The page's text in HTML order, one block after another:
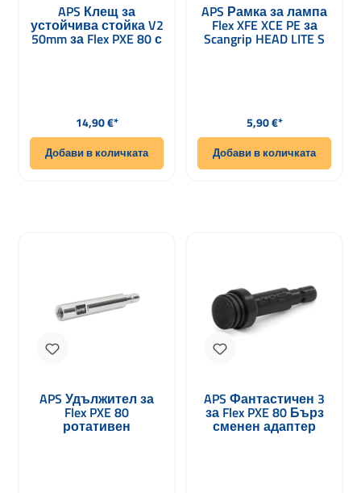
APS Клещ за
устойчива стойка V2
50mm за Flex PXE 80 с
Редовна цена:
14,90 €*
Добави в количката
APS Рамка за лампа
Flex XFE XCE PE за
Scangrip HEAD LITE S
червена
Редовна цена:
5,90 €*
Добави в количката
APS Удължител за
Flex PXE 80
ротативен
APS Фантастичен 3
за Flex PXE 80 Бърз
сменен адаптер